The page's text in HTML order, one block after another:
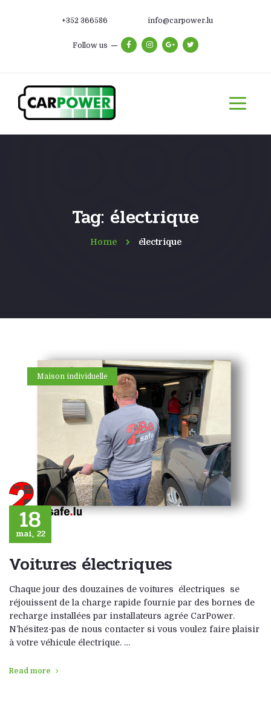
+352 366586 info@carpower.lu
Follow us
Tag: électrique
Home électrique
Maison individuelle
18
mai, 22
Voitures électriques
Chaque jour des douzaines de voitures électriques se
réjouissent de la charge rapide fournie par des bornes de
recharge installées par installateurs agrée CarPower.
N’hésitez-pas de nous contacter si vous voulez faire plaisir
à votre véhicule électrique. …
Read more